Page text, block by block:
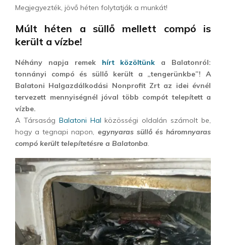
Megjegyezték, jövő héten folytatják a munkát!
Múlt héten a süllő mellett compó is
került a vízbe!
Néhány napja remek hírt közöltünk a Balatonról:
tonnányi compó és süllő került a „tengerünkbe”! A
Balatoni Halgazdálkodási Nonprofit Zrt az idei évnél
tervezett mennyiségnél jóval több compót telepített a
vízbe.
A Társaság Balatoni Hal közösségi oldalán számolt be,
hogy a tegnapi napon, egynyaras süllő és háromnyaras
compó került telepítetésre a Balatonba.